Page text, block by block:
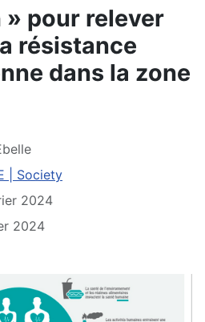
» pour relever
résistance
dans la zone
| Society
2024
2024